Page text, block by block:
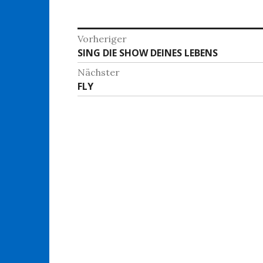
Beitragsnavigation
Vorheriger
Vorheriger
Beitrag:
SING DIE SHOW DEINES LEBENS
Nächster
Nächster
Beitrag:
FLY